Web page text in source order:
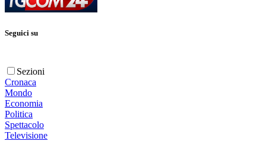
Seguici su
Sezioni
Cronaca
Mondo
Economia
Politica
Spettacolo
Televisione